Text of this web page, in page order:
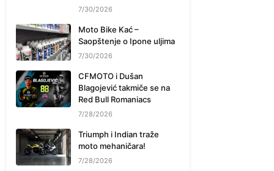
7/30/2026
Moto Bike Kać –
Saopštenje o Ipone uljima
7/30/2026
CFMOTO i Dušan
Blagojević takmiče se na
Red Bull Romaniacs
7/28/2026
Triumph i Indian traže
moto mehaničara!
7/28/2026